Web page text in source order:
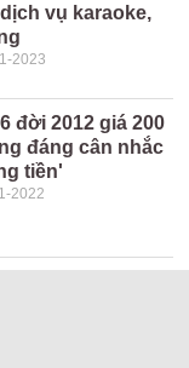
vụ karaoke,
2023
đời 2012 giá 200
đáng cân nhắc
tiền'
2022